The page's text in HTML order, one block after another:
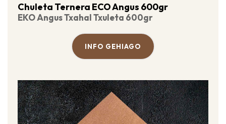
Chuleta Ternera ECO Angus 600gr
EKO Angus Txahal Txuleta 600gr
INFO GEHIAGO